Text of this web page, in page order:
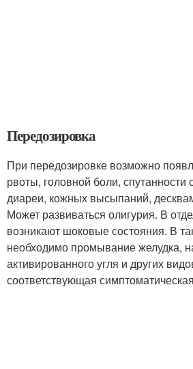
Передозировка
При передозировке возможно
рвоты, головной боли, спутанности
диареи, кожных высыпаний,
Может развиваться олигурия. В
возникают шоковые состояния. В
необходимо промывание желудка,
активированного угля и других
соответствующая